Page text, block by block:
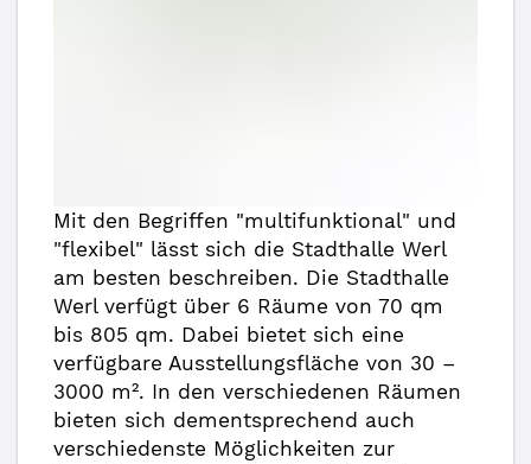
Mit den Begriffen "multifunktional" und
"flexibel" lässt sich die Stadthalle Werl
am besten beschreiben. Die Stadthalle
Werl verfügt über 6 Räume von 70 qm
bis 805 qm. Dabei bietet sich eine
verfügbare Ausstellungsfläche von 30 –
3000 m². In den verschiedenen Räumen
bieten sich dementsprechend auch
verschiedenste Möglichkeiten zur